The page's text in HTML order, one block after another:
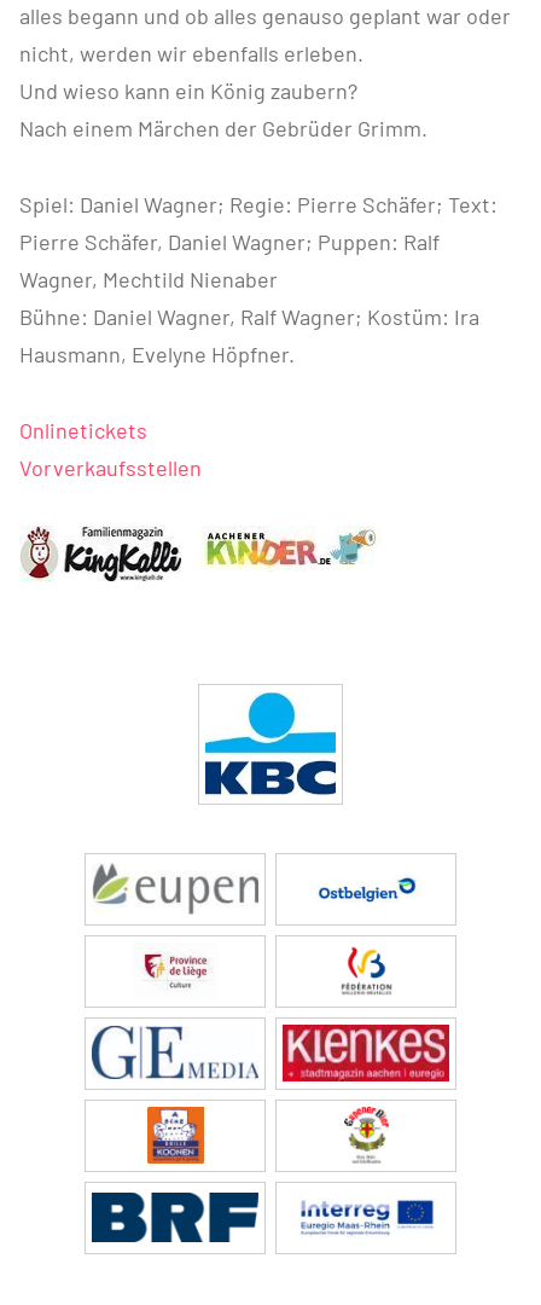
alles begann und ob alles genauso geplant war oder
nicht, werden wir ebenfalls erleben.
Und wieso kann ein König zaubern?
Nach einem Märchen der Gebrüder Grimm.
Spiel: Daniel Wagner; Regie: Pierre Schäfer; Text:
Pierre Schäfer, Daniel Wagner; Puppen: Ralf
Wagner, Mechtild Nienaber
Bühne: Daniel Wagner, Ralf Wagner; Kostüm: Ira
Hausmann, Evelyne Höpfner.
Onlinetickets
Vorverkaufsstellen